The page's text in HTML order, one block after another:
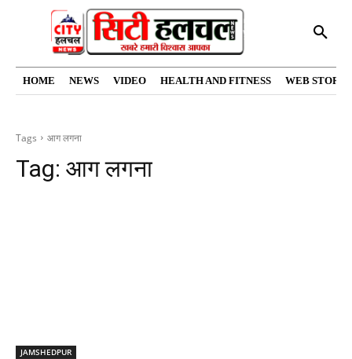
HOME NEWS VIDEO HEALTH AND FITNESS WEB
Tags आग लगना
Tag: आग लगना
JAMSHEDPUR